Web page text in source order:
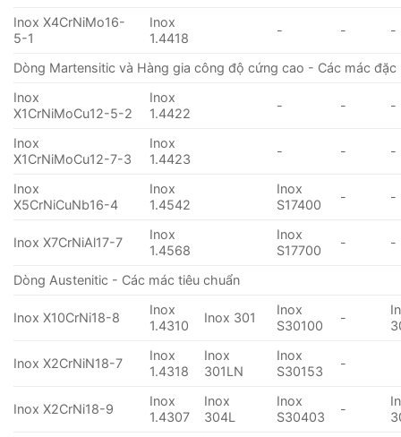
Inox X4CrNiMo16-
5-1
Inox
1.4418
- - -
Dòng Martensitic và Hàng gia công độ cứng cao - Các mác đặc
Inox
X1CrNiMoCu12-5-2
Inox
1.4422
- - -
Inox
X1CrNiMoCu12-7-3
Inox
1.4423
- - -
Inox
X5CrNiCuNb16-4
Inox
1.4542
Inox
S17400
- -
Inox X7CrNiAl17-7
Inox
1.4568
Inox
S17700
- -
Dòng Austenitic - Các mác tiêu chuẩn
Inox X10CrNi18-8
Inox
1.4310
Inox 301
Inox
S30100
-
Inox X2CrNiN18-7
Inox
1.4318
Inox
301LN
Inox
S30153
-
Inox X2CrNi18-9
Inox
1.4307
Inox
304L
Inox
S30403
-